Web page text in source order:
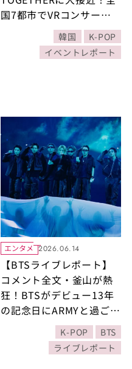
国7都市でVRコンサート
ツアーを開催 この夏は至
近距離で目が合うメンバ
ーたちの熱視線を映画館
韓国
K-POP
イベントレポート
エンタメ 2026.06.14
【BTSライブレポート】
コメント全文・釜山が熱
狂！BTSがデビュー13年
の記念日にARMYと過ごし
たコンサート「誕生日の
ろうそくが5万本」ペンラ
イトの光の中バースデー
K-POP
BTS
ライブレポート